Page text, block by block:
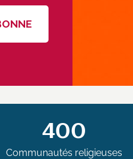
400
Communautés religieuses